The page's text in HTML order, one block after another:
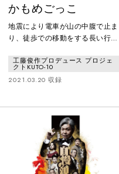
かもめごっこ
地震により電車が山の中腹で止ま
り、徒歩での移動をする長い行
会。前の駅は山奥の過疎化した元
新興住宅地。人々はいずれかに向
かう。小さな劇団を主宰している
介抱する女は、足を捻挫した中学
教師の女。彼女は元新興住宅地で
起こした不倫による狭い世間の攻
めから逃れ、都会に行く決心をし
て電車に乗ったという。そこに先
生を恋い慕い、妻から奪うべく密
工藤俊作プロデュース プロジェ
クトKUTO-10
2021.03.20 収録